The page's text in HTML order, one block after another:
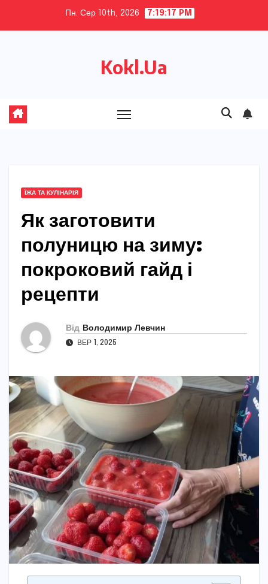
Пн. Сер 10th, 2026 7:19:18 PM
Kokl.Ua
ЇЖА ТА КУЛІНАРІЯ
Як заготовити
полуницю на зиму:
покроковий гайд і
рецепти
Від Володимир Левчин
ВЕР 1, 2025